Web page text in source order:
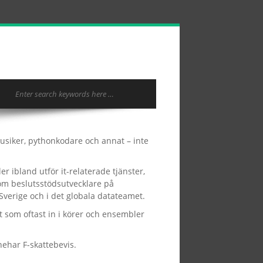
pythonkodare och annat – inte
ibland utför it-relaterade tjänster,
beslutsstödsutvecklare på
och i det globala datateamet.
som oftast in i körer och ensembler
F-skattebevis.